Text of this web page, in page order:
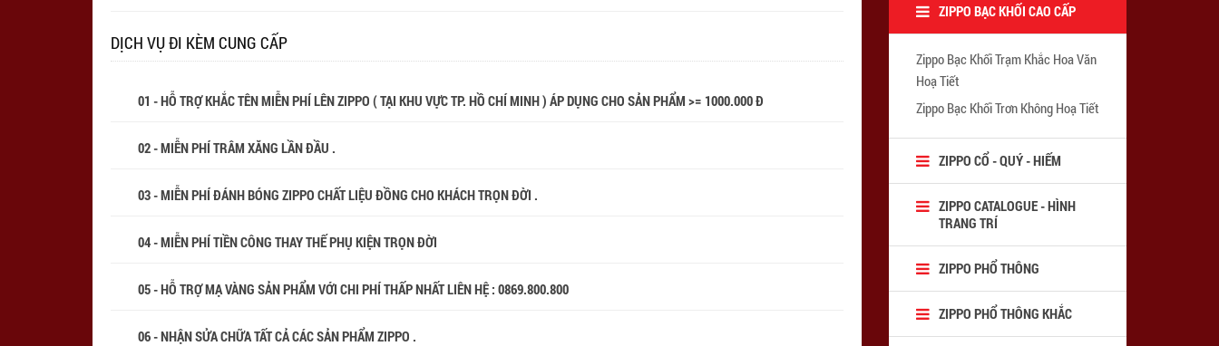
DỊCH VỤ ĐI KÈM CUNG CẤP
01 - HỖ TRỢ KHẮC TÊN MIỄN PHÍ LÊN ZIPPO ( TẠI KHU VỰC TP. HỒ CHÍ MINH ) ÁP DỤNG CHO SẢN PHẨM >= 1000.000 Đ
02 - MIỄN PHÍ TRÂM XĂNG LẦN ĐẦU .
03 - MIỄN PHÍ ĐÁNH BÓNG ZIPPO CHẤT LIỆU ĐỒNG CHO KHÁCH TRỌN ĐỜI .
04 - MIỄN PHÍ TIỀN CÔNG THAY THẾ PHỤ KIỆN TRỌN ĐỜI
05 - HỖ TRỢ MẠ VÀNG SẢN PHẨM VỚI CHI PHÍ THẤP NHẤT LIÊN HỆ : 0869.800.800
06 - NHẬN SỬA CHỮA TẤT CẢ CÁC SẢN PHẨM ZIPPO .
ZIPPO BẠC KHỐI CAO CẤP
Zippo Bạc Khối Trạm Khắc Hoa Văn
Hoạ Tiết
Zippo Bạc Khối Trơn Không Hoạ Tiết
ZIPPO CỔ - QUÝ - HIẾM
ZIPPO CATALOGUE - HÌNH
TRANG TRÍ
ZIPPO PHỔ THÔNG
ZIPPO PHỔ THÔNG KHẮC